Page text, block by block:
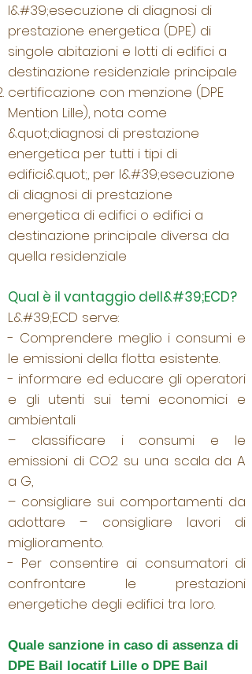
l&#39;esecuzione di diagnosi di
prestazione energetica (DPE) di
singole abitazioni e lotti di edifici a
destinazione residenziale principale
certificazione con menzione (DPE
Mention Lille), nota come
&quot;diagnosi di prestazione
energetica per tutti i tipi di
edifici&quot;, per l&#39;esecuzione
di diagnosi di prestazione
energetica di edifici o edifici a
destinazione principale diversa da
quella residenziale
Qual è il vantaggio dell&#39;ECD?
L&#39;ECD serve:
- Comprendere meglio i consumi e
le emissioni della flotta esistente.
- informare ed educare gli operatori
e gli utenti sui temi economici e
ambientali
– classificare i consumi e le
emissioni di CO2 su una scala da A
a G,
– consigliare sui comportamenti da
adottare – consigliare lavori di
miglioramento.
- Per consentire ai consumatori di
confrontare le prestazioni
energetiche degli edifici tra loro.
Quale sanzione in caso di assenza di
DPE Bail locatif Lille o DPE Bail